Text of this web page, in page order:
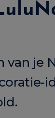
je